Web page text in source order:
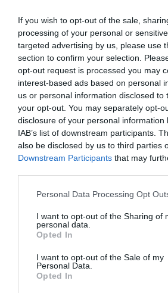
If you wish to opt-out of the sale,
processing of your personal or
targeted advertising by us, please use
section to confirm your selection.
opt-out request is processed you may
interest-based ads based on personal
us or personal information disclosed to
your opt-out. You may separately opt-
disclosure of your personal information
IAB’s list of downstream participants.
also be disclosed by us to third parties
Downstream Participants that may
Personal Data Processing Opt
I want to opt-out of the Sharing of
personal data.
Opted In
I want to opt-out of the Sale of my
Personal Data.
Opted In